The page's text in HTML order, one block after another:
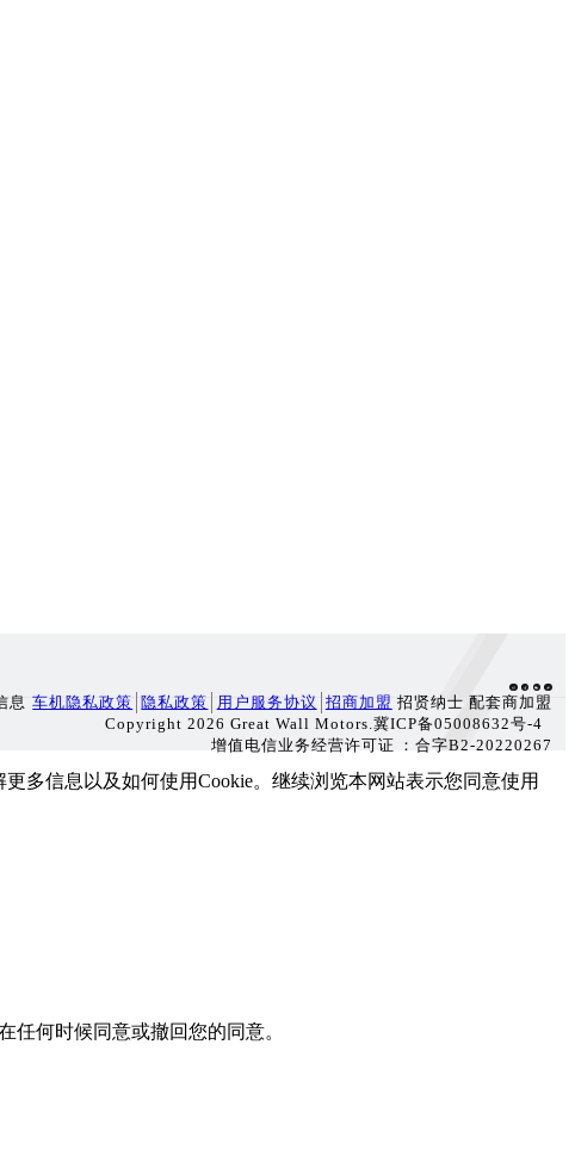
息 车机隐私政策 隐私政策 用户服务协议 招商加盟 招贤纳士 配套商加盟
Copyright 2026 Great Wall Motors.冀ICP备05008632号-4
增值电信业务经营许可证：合字B2-20220267
解更多信息以及如何使用Cookie。继续浏览本网站表示您同意使用
任何时候同意或撤回您的同意。